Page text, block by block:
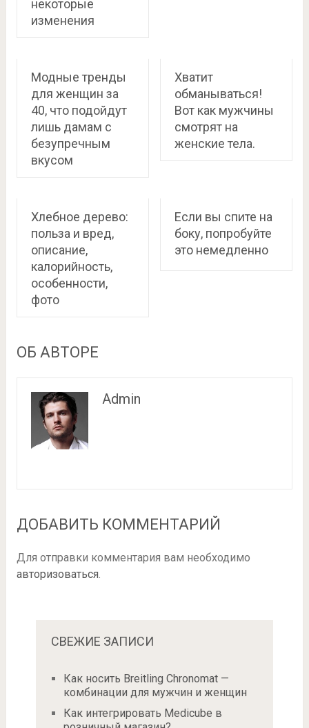
некоторые
изменения
Модные тренды
для женщин за
40, что подойдут
лишь дамам с
безупречным
вкусом
Хватит
обманываться!
Вот как мужчины
смотрят на
женские тела.
Хлебное дерево:
польза и вред,
описание,
калорийность,
особенности,
фото
Если вы спите на
боку, попробуйте
это немедленно
ОБ АВТОРЕ
Admin
ДОБАВИТЬ КОММЕНТАРИЙ
Для отправки комментария вам необходимо
авторизоваться.
СВЕЖИЕ ЗАПИСИ
Как носить Breitling Chronomat —
комбинации для мужчин и женщин
Как интегрировать Medicube в